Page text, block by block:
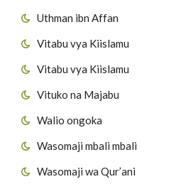
Uthman ibn Affan
Vitabu vya Kiislamu
Vitabu vya Kiislamu
Vituko na Majabu
Walio ongoka
Wasomaji mbali mbali
Wasomaji wa Qur’ani